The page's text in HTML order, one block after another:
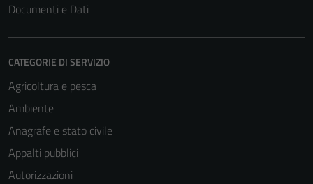
Documenti e Dati
CATEGORIE DI SERVIZIO
Agricoltura e pesca
Ambiente
Anagrafe e stato civile
Appalti pubblici
Autorizzazioni